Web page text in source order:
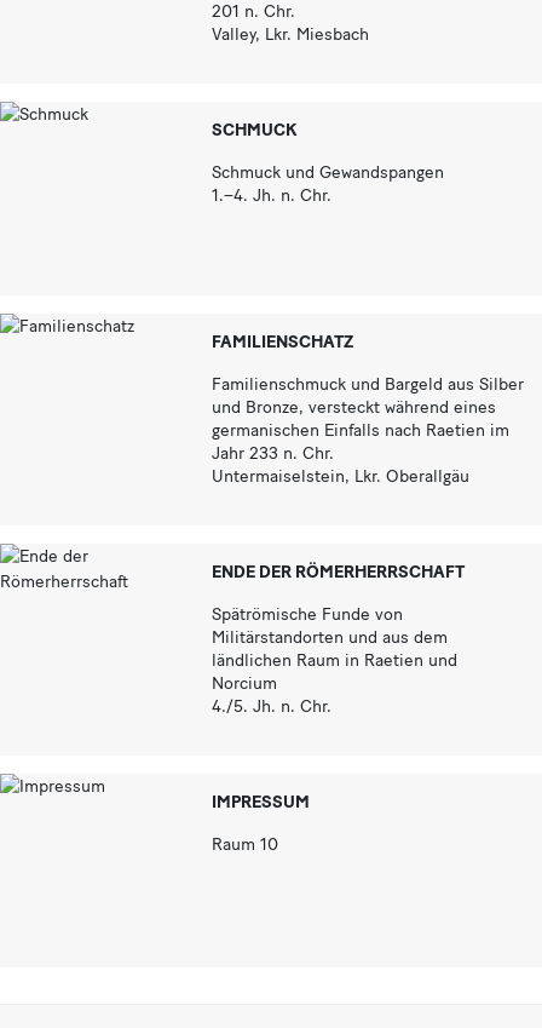
201 n. Chr.
Valley, Lkr. Miesbach
SCHMUCK
Schmuck und Gewandspangen
1.–4. Jh. n. Chr.
FAMILIENSCHATZ
Familienschmuck und Bargeld aus Silber
und Bronze, versteckt während eines
germanischen Einfalls nach Raetien im
Jahr 233 n. Chr.
Untermaiselstein, Lkr. Oberallgäu
ENDE DER RÖMERHERRSCHAFT
Spätrömische Funde von
Militärstandorten und aus dem
ländlichen Raum in Raetien und
Norcium
4./5. Jh. n. Chr.
IMPRESSUM
Raum 10